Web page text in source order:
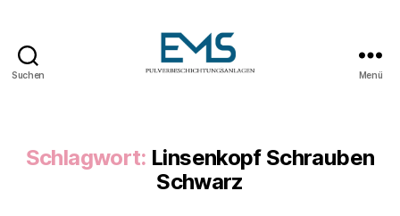
Suchen Menü
Schlagwort: Linsenkopf Schrauben
Schwarz